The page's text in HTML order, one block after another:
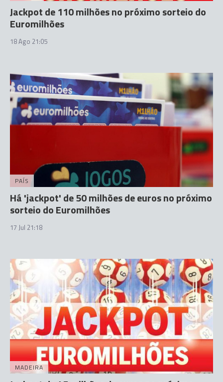
Jackpot de 110 milhões no próximo sorteio do
Euromilhões
18 Ago 21:05
PAÍS
Há 'jackpot' de 50 milhões de euros no próximo
sorteio do Euromilhões
17 Jul 21:18
MADEIRA